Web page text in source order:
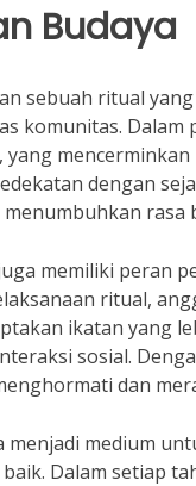
Budaya
sebuah ritual
komunitas. Dalam
dengan
memiliki peran
ritual,
ikatan yang
sosial.
dan
menjadi medium
Dalam setiap